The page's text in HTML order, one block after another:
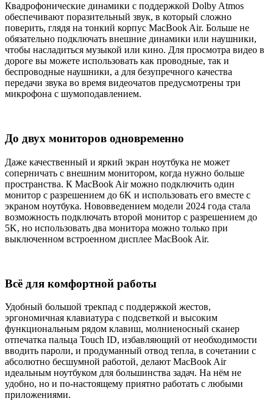
Квадрофонические динамики c поддержкой Dolby Atmos
обеспечивают поразительный звук, в который сложно
поверить, глядя на тонкий корпус MacBook Air. Больше не
обязательно подключать внешние динамики или наушники,
чтобы насладиться музыкой или кино. Для просмотра видео в
дороге вы можете использовать как проводные, так и
беспроводные наушники, а для безупречного качества
передачи звука во время видеочатов предусмотрены три
микрофона с шумоподавлением.
До двух мониторов одновременно
Даже качественный и яркий экран ноутбука не может
соперничать с внешним монитором, когда нужно больше
пространства. К MacBook Air можно подключить один
монитор с разрешением до 6K и использовать его вместе с
экраном ноутбука. Нововведением модели 2024 года стала
возможность подключать второй монитор с разрешением до
5K, но использовать два монитора можно только при
выключенном встроенном дисплее MacBook Air.
Всё для комфортной работы
Удобный большой трекпад с поддержкой жестов,
эргономичная клавиатура с подсветкой и высоким
функциональным рядом клавиш, молниеносный сканер
отпечатка пальца Touch ID, избавляющий от необходимости
вводить пароли, и продуманный отвод тепла, в сочетании с
абсолютно бесшумной работой, делают MacBook Air
идеальным ноутбуком для большинства задач. На нём не
удобно, но и по-настоящему приятно работать с любыми
приложениями.